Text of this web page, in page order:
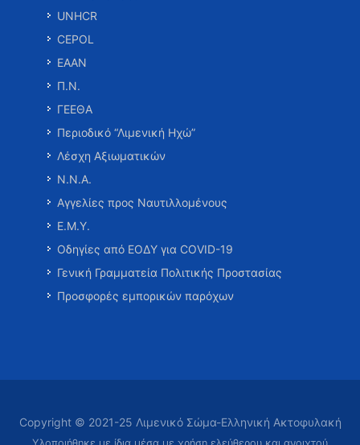
UNHCR
CEPOL
ΕΑΑΝ
Π.Ν.
ΓΕΕΘΑ
Περιοδικό “Λιμενική Ηχώ”
Λέσχη Αξιωματικών
Ν.Ν.Α.
Αγγελίες προς Ναυτιλλομένους
Ε.Μ.Υ.
Οδηγίες από ΕΟΔΥ για COVID-19
Γενική Γραμματεία Πολιτικής Προστασίας
Προσφορές εμπορικών παρόχων
Copyright © 2021-25 Λιμενικό Σώμα-Ελληνική Ακτοφυλακή